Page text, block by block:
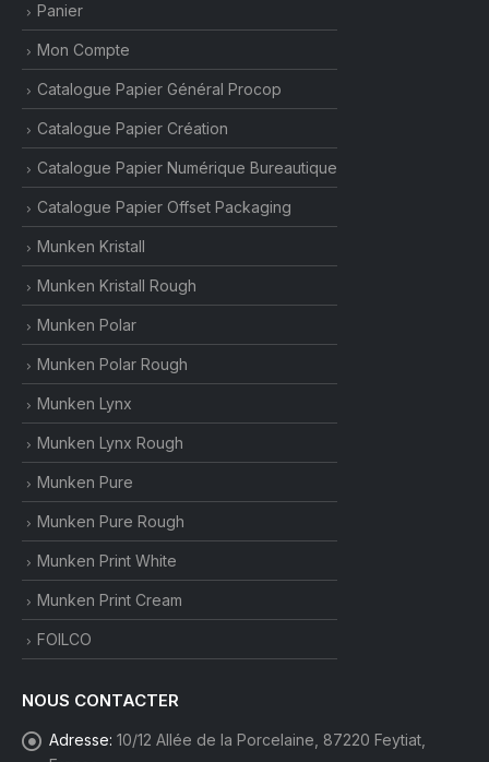
Panier
Mon Compte
Catalogue Papier Général Procop
Catalogue Papier Création
Catalogue Papier Numérique Bureautique
Catalogue Papier Offset Packaging
Munken Kristall
Munken Kristall Rough
Munken Polar
Munken Polar Rough
Munken Lynx
Munken Lynx Rough
Munken Pure
Munken Pure Rough
Munken Print White
Munken Print Cream
FOILCO
NOUS CONTACTER
Adresse: 10/12 Allée de la Porcelaine, 87220 Feytiat,